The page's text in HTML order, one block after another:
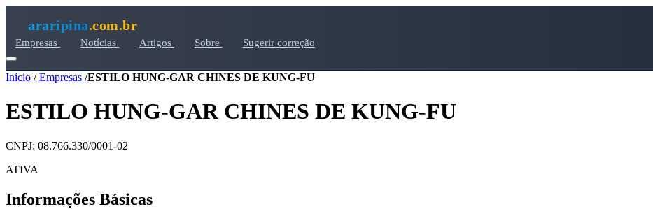
araripina.com.br
Empresas Notícias Artigos Sobre Sugerir correção
Início /Empresas /ESTILO HUNG-GAR CHINES DE KUNG-FU
ESTILO HUNG-GAR CHINES DE KUNG-FU
CNPJ: 08.766.330/0001-02
ATIVA
Informações Básicas